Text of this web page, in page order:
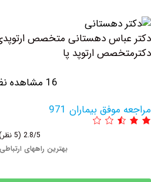
دهستانی متخصص ارتوپدی
ارتوپد پا
بیماران 971
بهترین راههای ارتباطی این دکتر